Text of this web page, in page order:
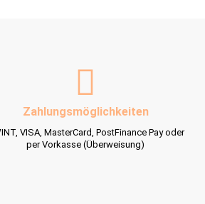
Zahlungsmöglichkeiten
VISA, MasterCard, PostFinance Pay oder
per Vorkasse (Überweisung)